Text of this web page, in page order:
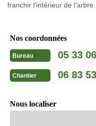
franchir l’intérieur de l'arbre.
Nos coordonnées
Bureau 05 33
Chantier 06 83
Nous localiser